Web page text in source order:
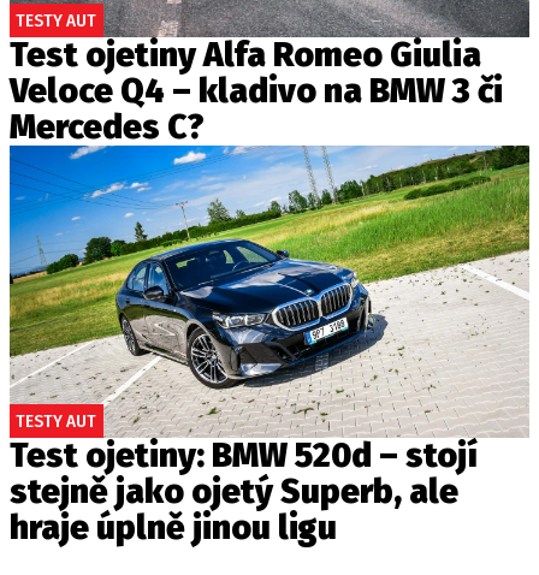
TESTY AUT
Test ojetiny Alfa Romeo Giulia
Veloce Q4 – kladivo na BMW 3 či
Mercedes C?
TESTY AUT
Test ojetiny: BMW 520d – stojí
stejně jako ojetý Superb, ale
hraje úplně jinou ligu